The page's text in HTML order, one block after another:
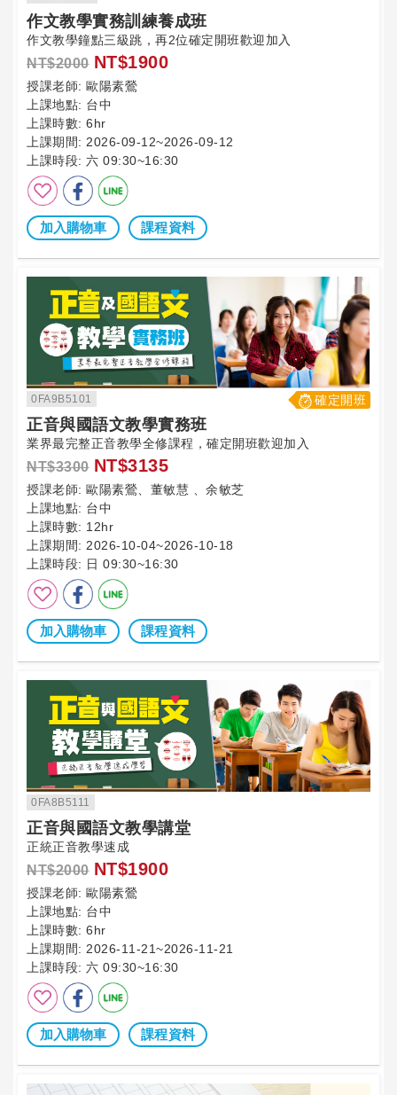
作文教學實務訓練養成班
作文教學鐘點三級跳，再2位確定開班歡迎加入
NT$2000 NT$1900
授課老師: 歐陽素鶯
上課地點: 台中
上課時數: 6hr
上課期間: 2026-09-12~2026-09-12
上課時段: 六 09:30~16:30
加入購物車 課程資料
0FA9B5101 確定開班
正音與國語文教學實務班
業界最完整正音教學全修課程，確定開班歡迎加入
NT$3300 NT$3135
授課老師: 歐陽素鶯、董敏慧 、余敏芝
上課地點: 台中
上課時數: 12hr
上課期間: 2026-10-04~2026-10-18
上課時段: 日 09:30~16:30
加入購物車 課程資料
0FA8B5111
正音與國語文教學講堂
正統正音教學速成
NT$2000 NT$1900
授課老師: 歐陽素鶯
上課地點: 台中
上課時數: 6hr
上課期間: 2026-11-21~2026-11-21
上課時段: 六 09:30~16:30
加入購物車 課程資料